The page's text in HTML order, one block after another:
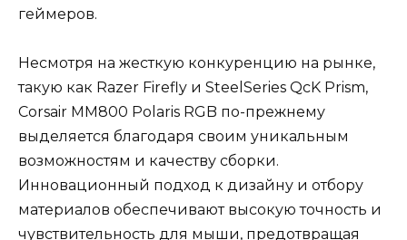
геймеров.
Несмотря на жесткую конкуренцию на рынке,
такую как Razer Firefly и SteelSeries QcK Prism,
Corsair MM800 Polaris RGB по-прежнему
выделяется благодаря своим уникальным
возможностям и качеству сборки.
Инновационный подход к дизайну и отбору
материалов обеспечивают высокую точность и
чувствительность для мыши, предотвращая